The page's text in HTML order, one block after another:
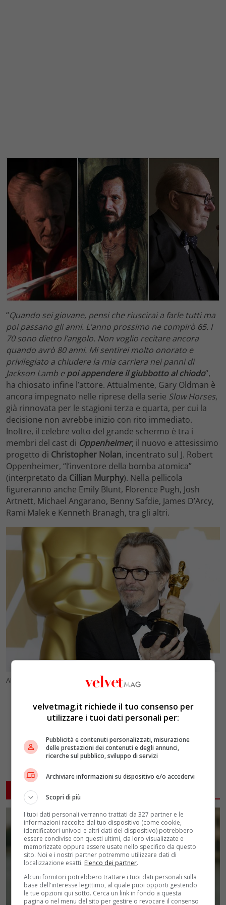
“Quando sei giovane, pensi che riuscirai a farle tutti ma
poi passano gli anni. L’anno prossimo ne compirò 65. I
70 sono dietro l’angolo. Non voglio recitare ancora
quando avrò 80 anni. Mi sentirei molto onorato e
privilegiato a chiudere la mia carriera nei panni di
Jackson Lamb epoi appendere il giubbotto al chiodo“,
ha chiosato infine l’attore. Attualmente, Gary Oldman è
ancora impegnato nelle riprese della serie Slow Horses,
già rinnovata per le stagioni terza e quarta, per cui la
decisione non avrebbe inizio con rito immediato.
Inoltre, il celebre volto del grande schermo è tra i
membri del cast di Oppenheimer, il nuovo e attesissimo
progetto di Christopher Nolan, incentrato sul J. Robert
Oppenheimer, “l’inventore della bomba atomica”
(interpretato da Cillian Murphy). Nella pellicola
figureranno anche Emily Blunt, Florence Pugh, Josh
Artnett, Michael Angarano, Benny Safdie, James D’Arcy,
Rami Malek e Kenneth Branagh, tra gli altri.
ANSA
ARTICOLI CORRELATI
velvetmag.it richiede il tuo consenso per
utilizzare i tuoi dati personali per:
Pubblicità e contenuti personalizzati, misurazione
delle prestazioni dei contenuti e degli annunci,
ricerche sul pubblico, sviluppo di servizi
Archiviare informazioni su dispositivo e/o accedervi
Scopri di più
I tuoi dati personali verranno trattati da 327 partner e le
informazioni raccolte dal tuo dispositivo (come cookie,
identificatori univoci e altri dati del dispositivo) potrebbero
essere condivise con questi ultimi, da loro visualizzate e
memorizzate oppure essere usate nello specifico da questo
sito. Noi e i nostri partner potremmo utilizzare dati di
localizzazione esatti. Elenco dei partner.
Alcuni fornitori potrebbero trattare i tuoi dati personali sulla
base dell'interesse legittimo, al quale puoi opporti gestendo
le tue opzioni qui sotto. Cerca un link in fondo a questa
pagina o nel menu del sito per gestire o revocare il consenso